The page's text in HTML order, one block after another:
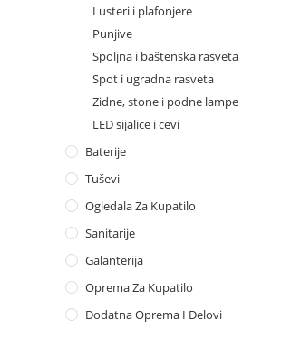
Lusteri i plafonjere
Punjive
Spoljna i baštenska rasveta
Spot i ugradna rasveta
Zidne, stone i podne lampe
LED sijalice i cevi
Baterije
Tuševi
Ogledala Za Kupatilo
Sanitarije
Galanterija
Oprema Za Kupatilo
Dodatna Oprema I Delovi